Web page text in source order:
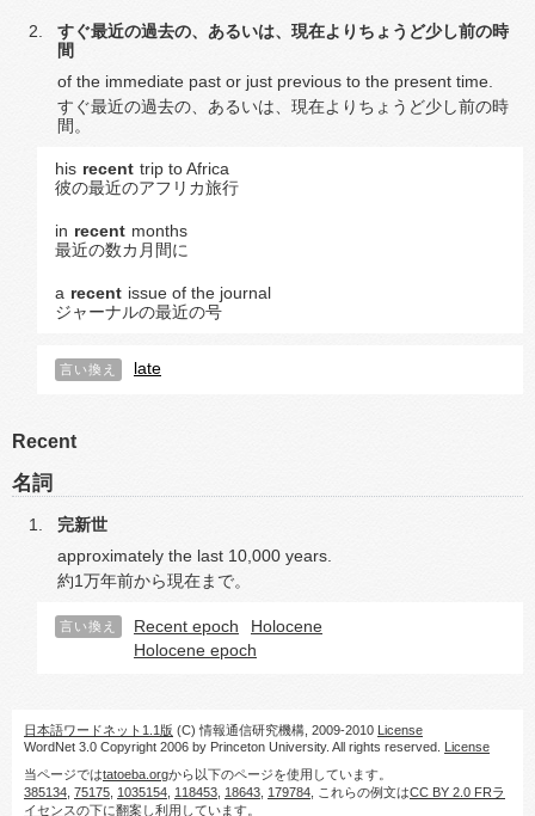
すぐ最近の過去の、あるいは、現在よりちょうど少し前の時
間
of the immediate past or just previous to the present time.
すぐ最近の過去の、あるいは、現在よりちょうど少し前の時
間。
his recent trip to Africa
彼の最近のアフリカ旅行
in recent months
最近の数カ月間に
a recent issue of the journal
ジャーナルの最近の号
言い換え late
Recent
名詞
完新世
approximately the last 10,000 years.
約1万年前から現在まで。
言い換え Recent epoch
Holocene
Holocene epoch
日本語ワードネット1.1版 (C) 情報通信研究機構, 2009-2010 License
WordNet 3.0 Copyright 2006 by Princeton University. All rights reserved. License
当ページではtatoeba.orgから以下のページを使用しています。
385134 75175 1035154 118453 18643 179784 , これらの例文はCC BY 2.0 FRラ
イセンスの下に翻案し利用しています。